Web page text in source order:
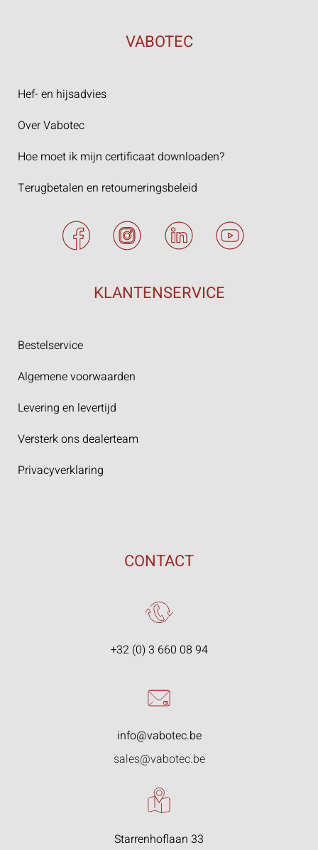
VABOTEC
Hef- en hijsadvies
Over Vabotec
Hoe moet ik mijn certificaat downloaden?
Terugbetalen en retourneringsbeleid
KLANTENSERVICE
Bestelservice
Algemene voorwaarden
Levering en levertijd
Versterk ons dealerteam
Privacyverklaring
CONTACT
+32 (0) 3 660 08 94
info@vabotec.be
sales@vabotec.be
Starrenhoflaan 33